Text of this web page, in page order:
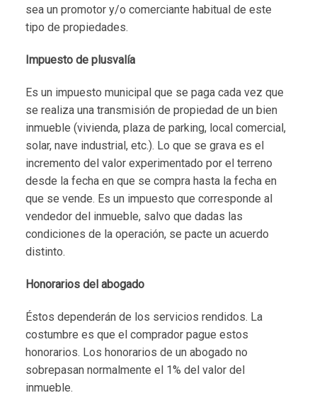
sea un promotor y/o comerciante habitual de este
tipo de propiedades.
Impuesto de plusvalía
Es un impuesto municipal que se paga cada vez que
se realiza una transmisión de propiedad de un bien
inmueble (vivienda, plaza de parking, local comercial,
solar, nave industrial, etc.). Lo que se grava es el
incremento del valor experimentado por el terreno
desde la fecha en que se compra hasta la fecha en
que se vende. Es un impuesto que corresponde al
vendedor del inmueble, salvo que dadas las
condiciones de la operación, se pacte un acuerdo
distinto.
Honorarios del abogado
Éstos dependerán de los servicios rendidos. La
costumbre es que el comprador pague estos
honorarios. Los honorarios de un abogado no
sobrepasan normalmente el 1% del valor del
inmueble.